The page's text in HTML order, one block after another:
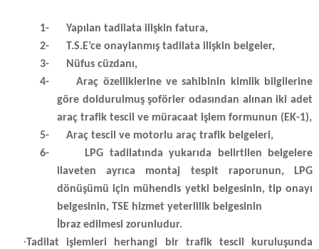
1-
Yapılan tadilata ilişkin fatura,
2-
T.S.E’ce onaylanmış tadilata ilişkin belgeler,
3-
Nüfus cüzdanı,
4-
Araç özelliklerine ve sahibinin kimlik bilgilerine
göre doldurulmuş şoförler odasından alınan iki adet
araç trafik tescil ve müracaat işlem formunun (EK-1),
5-
Araç tescil ve motorlu araç trafik belgeleri,
6-
LPG tadilatında yukarıda belirtilen belgelere
ilaveten ayrıca montaj tespit raporunun, LPG
dönüşümü için mühendis yetki belgesinin, tip onayı
belgesinin, TSE hizmet yeterlilik belgesinin
İbraz edilmesi zorunludur.
·Tadilat işlemleri herhangi bir trafik tescil kuruluşunda